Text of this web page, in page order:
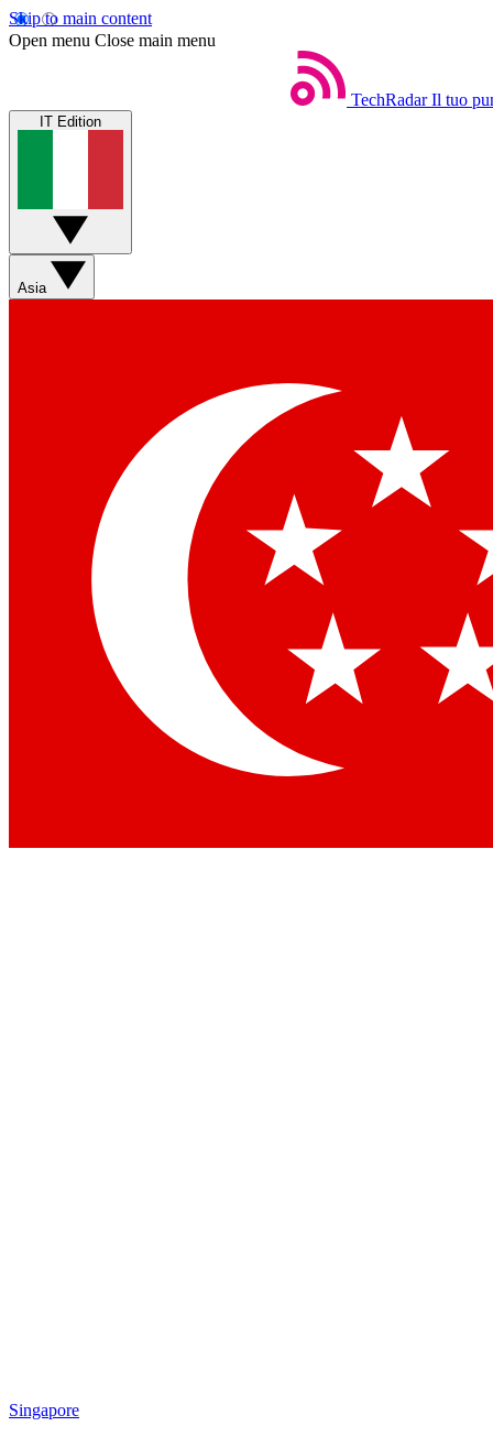
Skip to main content
Open menu Close main menu
TechRadar Il tuo
IT Edition
Asia
Singapore